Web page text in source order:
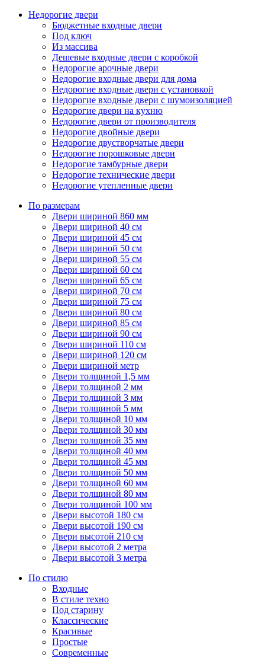
Недорогие двери
Бюджетные входные двери
Под ключ
Из массива
Дешевые входные двери с коробкой
Недорогие арочные двери
Недорогие входные двери для дома
Недорогие входные двери с установкой
Недорогие входные двери с шумоизоляцией
Недорогие двери на кухню
Недорогие двери от производителя
Недорогие двойные двери
Недорогие двустворчатые двери
Недорогие порошковые двери
Недорогие тамбурные двери
Недорогие технические двери
Недорогие утепленные двери
По размерам
Двери шириной 860 мм
Двери шириной 40 см
Двери шириной 45 см
Двери шириной 50 см
Двери шириной 55 см
Двери шириной 60 см
Двери шириной 65 см
Двери шириной 70 см
Двери шириной 75 см
Двери шириной 80 см
Двери шириной 85 см
Двери шириной 90 см
Двери шириной 110 см
Двери шириной 120 см
Двери шириной метр
Двери толщиной 1,5 мм
Двери толщиной 2 мм
Двери толщиной 3 мм
Двери толщиной 5 мм
Двери толщиной 10 мм
Двери толщиной 30 мм
Двери толщиной 35 мм
Двери толщиной 40 мм
Двери толщиной 45 мм
Двери толщиной 50 мм
Двери толщиной 60 мм
Двери толщиной 80 мм
Двери толщиной 100 мм
Двери высотой 180 см
Двери высотой 190 см
Двери высотой 210 см
Двери высотой 2 метра
Двери высотой 3 метра
По стилю
Входные
В стиле техно
Под старину
Классические
Красивые
Простые
Современные